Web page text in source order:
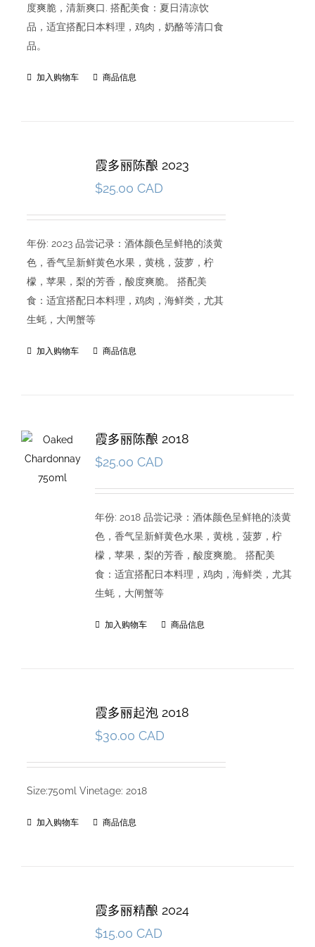
度爽脆，清新爽口. 搭配美食：夏日清凉饮
品，适宜搭配日本料理，鸡肉，奶酪等清口食
品。
加入购物车 商品信息
霞多丽陈酿 2023
$25.00 CAD
年份: 2023 品尝记录：酒体颜色呈鲜艳的淡黄
色，香气呈新鲜黄色水果，黄桃，菠萝，柠
檬，苹果，梨的芳香，酸度爽脆。 搭配美
食：适宜搭配日本料理，鸡肉，海鲜类，尤其
生蚝，大闸蟹等
加入购物车 商品信息
霞多丽陈酿 2018
$25.00 CAD
年份: 2018 品尝记录：酒体颜色呈鲜艳的淡黄
色，香气呈新鲜黄色水果，黄桃，菠萝，柠
檬，苹果，梨的芳香，酸度爽脆。 搭配美
食：适宜搭配日本料理，鸡肉，海鲜类，尤其
生蚝，大闸蟹等
加入购物车 商品信息
霞多丽起泡 2018
$30.00 CAD
Size:750ml Vinetage: 2018
加入购物车 商品信息
霞多丽精酿 2024
$15.00 CAD